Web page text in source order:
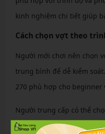
kinh nghiệm chi tiết giúp
Cách chọn vợt theo
Người mới chơi nên chọn
trung bình để dễ kiểm
270 phù hợp cho
Người trung cấp có thể
Thruster K, hỗ trợ cả tấn